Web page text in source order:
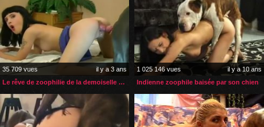
35 709 vues
il y a 3 ans
Le rêve de zoophilie de la demoiselle devient réalité
1 025 146 vues
il y a 10 ans
Indienne zoophile baisée par son chien